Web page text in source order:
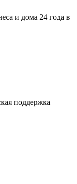
и дома 24 года в
поддержка